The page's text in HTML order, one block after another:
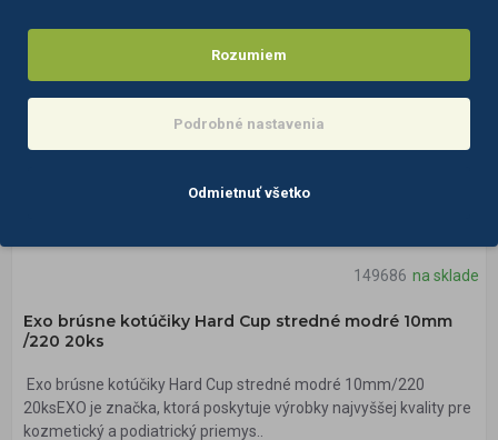
149686 na sklade
Exo brúsne kotúčiky Hard Cup stredné modré 10mm
/220 20ks
Exo brúsne kotúčiky Hard Cup stredné modré 10mm/220
20ksEXO je značka, ktorá poskytuje výrobky najvyššej kvality pre
kozmetický a podiatrický priemys..
Rozumiem
Podrobné nastavenia
Odmietnuť všetko